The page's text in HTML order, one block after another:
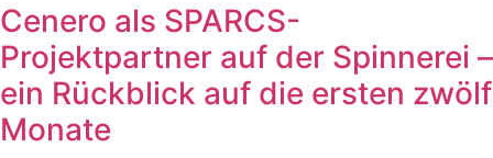
Cenero als SPARCS-
Projektpartner auf der Spinnerei –
ein Rückblick auf die ersten zwölf
Monate